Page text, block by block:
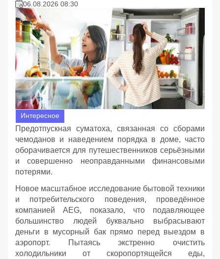
06.08.2026 08:30
Интересное
Предотпускная суматоха, связанная со сборами
чемоданов и наведением порядка в доме, часто
оборачивается для путешественников серьёзными
и совершенно неоправданными финансовыми
потерями.
Новое масштабное исследование бытовой техники
и потребительского поведения, проведённое
компанией AEG, показало, что подавляющее
большинство людей буквально выбрасывают
деньги в мусорный бак прямо перед выездом в
аэропорт. Пытаясь экстренно очистить
холодильники от скоропортящейся еды,